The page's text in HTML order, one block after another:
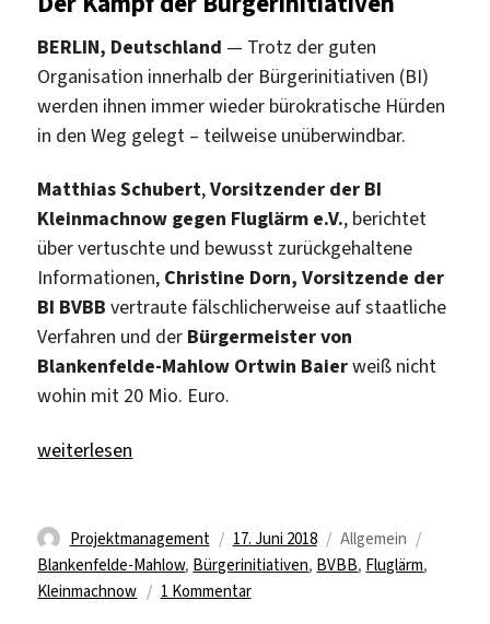
BERLIN, Deutschland — Trotz der guten
Organisation innerhalb der Bürgerinitiativen (BI)
werden ihnen immer wieder bürokratische Hürden
in den Weg gelegt – teilweise unüberwindbar.
Matthias Schubert,Vorsitzender der BI
Kleinmachnow gegen Fluglärm e.V., berichtet
über vertuschte und bewusst zurückgehaltene
Informationen, Christine Dorn, Vorsitzende der
BI BVBB vertraute fälschlicherweise auf staatliche
Verfahren und der Bürgermeister von
Blankenfelde-Mahlow Ortwin Baierweiß nicht
wohin mit 20 Mio. Euro.
„Politik vertuscht Flugrouten am BER“
weiterlesen
Autor
Projektmanagement
Veröffentlicht
am
17. Juni 2018 Kategorien
Allgemein
Blankenfelde-Mahlow, Bürgerinitiativen, BVBB, Fluglärm,
Kleinmachnow
1 Kommentarzu